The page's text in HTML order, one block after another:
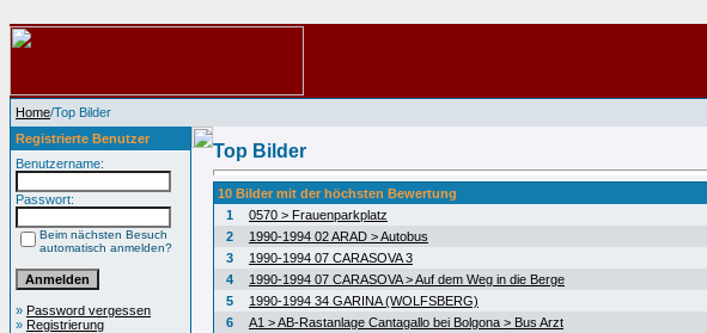
Home/Top Bilder
Registrierte Benutzer
Benutzername:
Passwort:
Beim nächsten Besuch
automatisch anmelden?
» Password vergessen
» Registrierung
Top Bilder
10 Bilder mit der höchsten Bewertung
1
0570 > Frauenparkplatz
2
1990-1994 02 ARAD > Autobus
3
1990-1994 07 CARASOVA 3
4
1990-1994 07 CARASOVA > Auf dem Weg in die Berge
5
1990-1994 34 GARINA (WOLFSBERG)
6
A1 > AB-Rastanlage Cantagallo bei Bolgona > Bus Arzt